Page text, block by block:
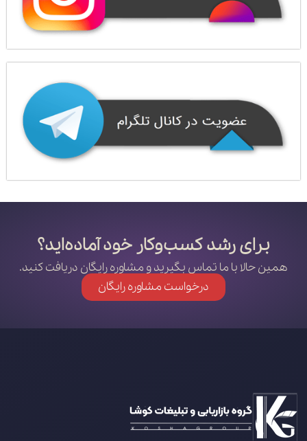
برای رشد کسب‌وکار خود آماده‌اید؟
همین حالا با ما تماس بگیرید و مشاوره رایگان دریافت کنید.
درخواست مشاوره رایگان